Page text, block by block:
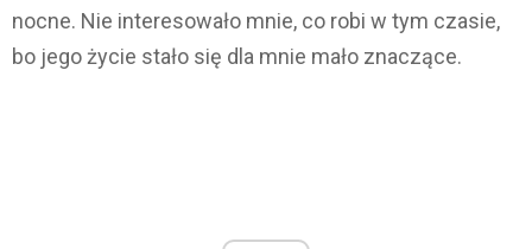
nocne. Nie interesowało mnie, co robi w tym czasie,
bo jego życie stało się dla mnie mało znaczące.